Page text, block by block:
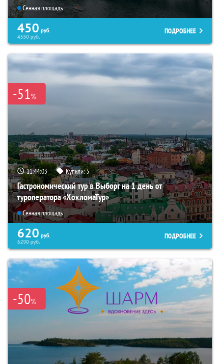
Сенная площадь
450 руб.
4550руб.
ПОДРОБНЕЕ
-51%
11:44:02 Купили:5
Гастрономический тур в Выборг на 1 день от
туроператора «ХохломаТур»
Сенная площадь
620 руб.
6290руб.
ПОДРОБНЕЕ
-50%